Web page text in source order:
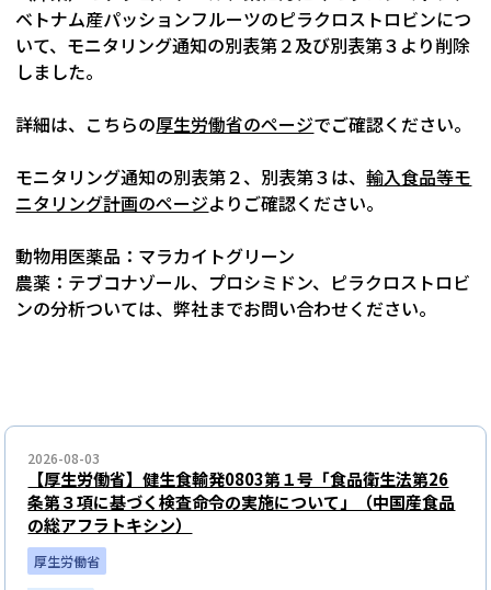
ベトナム産パッションフルーツのピラクロストロビンにつ
いて、モニタリング通知の別表第２及び別表第３より削除
しました。
詳細は、こちらの厚生労働省のページでご確認ください。
モニタリング通知の別表第２、別表第３は、輸入食品等モ
ニタリング計画のページよりご確認ください。
動物用医薬品：マラカイトグリーン
農薬：テブコナゾール、プロシミドン、ピラクロストロビ
ンの分析ついては、弊社までお問い合わせください。
2026-08-03
【厚生労働省】健生食輸発0803第１号「食品衛生法第26
条第３項に基づく検査命令の実施について」（中国産食品
の総アフラトキシン）
厚生労働省